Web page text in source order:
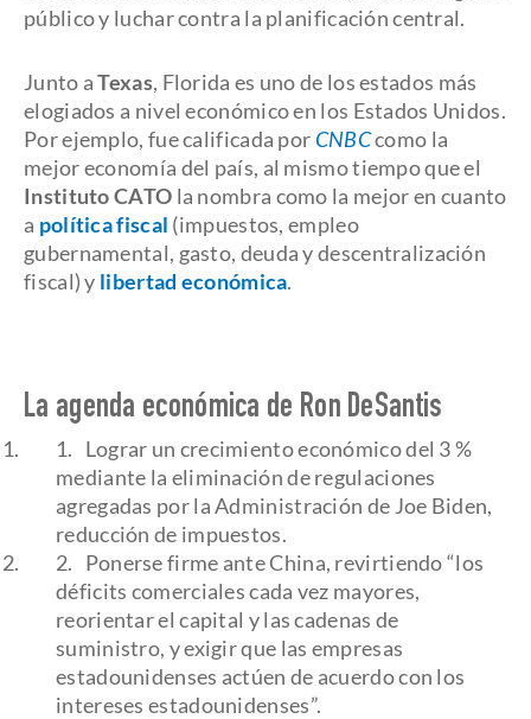
público y luchar contra la planificación central.
Junto aTexas, Florida es uno de los estados más
elogiados a nivel económico en los Estados Unidos.
Por ejemplo, fue calificada por CNBCcomo la
mejor economía del país, al mismo tiempo que el
Instituto CATO la nombra como la mejor en cuanto
a política fiscal (impuestos, empleo
gubernamental, gasto, deuda y descentralización
fiscal) y libertad económica.
La agenda económica de Ron DeSantis
Lograr un crecimiento económico del 3 %
mediante la eliminación de regulaciones
agregadas por la Administración de Joe Biden,
reducción de impuestos.
Ponerse firme ante China, revirtiendo “los
déficits comerciales cada vez mayores,
reorientar el capital y las cadenas de
suministro, y exigir que las empresas
estadounidenses actúen de acuerdo con los
intereses estadounidenses”.